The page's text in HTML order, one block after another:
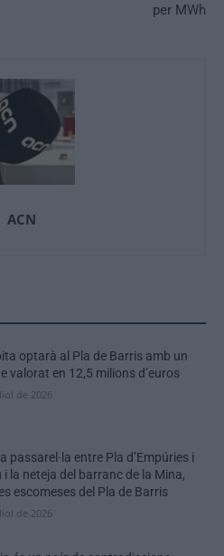
per MWh
ACN
optarà al Pla de Barris amb un
valorat en 12,5 milions d’euros
de 2026
passarel·la entre Pla d’Empúries i
i la neteja del barranc de la Mina,
escomeses del Pla de Barris
de 2026